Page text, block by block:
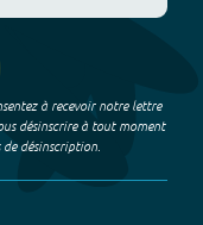
à recevoir notre lettre
désinscrire à tout moment
désinscription.